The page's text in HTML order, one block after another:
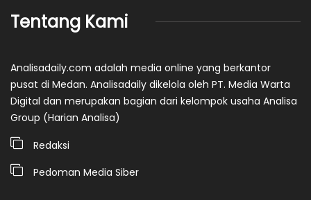
Tentang Kami
Analisadaily.com adalah media online yang berkantor
pusat di Medan. Analisadaily dikelola oleh PT. Media Warta
Digital dan merupakan bagian dari kelompok usaha Analisa
Group (Harian Analisa)
Redaksi
Pedoman Media Siber